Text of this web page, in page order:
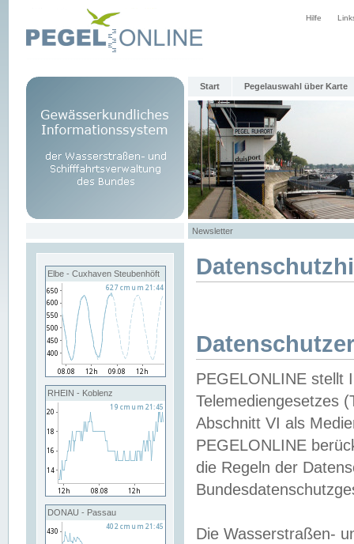
Hilfe
Start Pegelauswahl über Karte
Newsletter
Elbe - Cuxhaven Steubenhöft
RHEIN - Koblenz
DONAU - Passau
PEGELONLINE stellt
Telemediengesetzes
Abschnitt VI als
PEGELONLINE
die Regeln der
Die Wasserstraßen-